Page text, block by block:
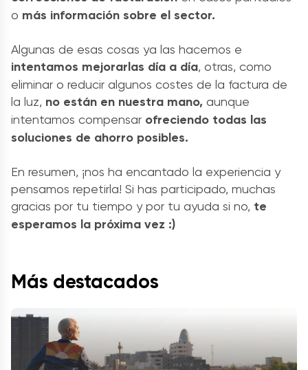
o más información sobre el sector.
Algunas de esas cosas ya las hacemos e
intentamos mejorarlas día a día, otras, como
eliminar o reducir algunos costes de la factura de
la luz, no están en nuestra mano, aunque
intentamos compensar ofreciendo todas las
soluciones de ahorro posibles.
En resumen, ¡nos ha encantado la experiencia y
pensamos repetirla! Si has participado, muchas
gracias por tu tiempo y por tu ayuda si no, te
esperamos la próxima vez :)
Más destacados